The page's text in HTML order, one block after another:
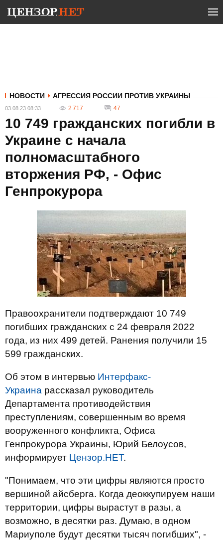
НОВОСТИ АГРЕССИЯ РОССИИ ПРОТИВ УКРАИНЫ
03.08.23 08:33 2 717 47
10 749 гражданских погибли в
Украине с начала
полномасштабного
вторжения РФ, - Офис
Генпрокурора
Правоохранители подтверждают 10 749
погибших гражданских с 24 февраля 2022
года, из них 499 детей. Ранения получили 15
599 гражданских.
Об этом в интервью Интерфакс-
Украина рассказал руководитель
Департамента противодействия
преступлениям, совершенным во время
вооруженного конфликта, Офиса
Генпрокурора Украины, Юрий Белоусов,
информирует Цензор.НЕТ.
"Понимаем, что эти цифры являются просто
вершиной айсберга. Когда деоккупируем наши
территории, цифры вырастут в разы, а
возможно, в десятки раз. Думаю, в одном
Мариуполе будут десятки тысяч погибших", -